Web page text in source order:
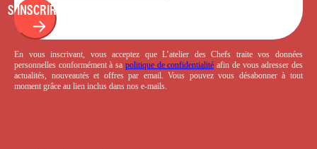
S'INSCRIRE
En vous inscrivant, vous acceptez que L’atelier des Chefs traite vos données
personnelles conformément à sa politique de confidentialité afin de vous adresser des
actualités, nouveautés et offres par email. Vous pouvez vous désabonner à tout
moment grâce au lien inclus dans nos e-mails.